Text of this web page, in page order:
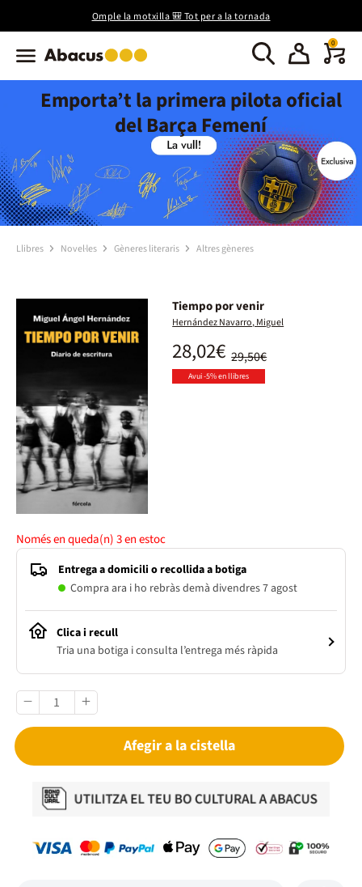
Omple la motxilla 🎒 Tot per a la tornada
0
Emporta’t la primera pilota oficial
del Barça Femení
Llibres Novel·les Gèneres literaris Altres gèneres
Tiempo por venir
Hernández Navarro, Miguel
29,50€
28,02€
Avui -5% en llibres
Només en queda(n)3en estoc
Entrega a domicili o recollida a botiga
Compra ara i ho rebràs demà divendres 7 agost
Clica i recull
Tria una botiga i consulta l’entrega més ràpida
Afegir a la cistella